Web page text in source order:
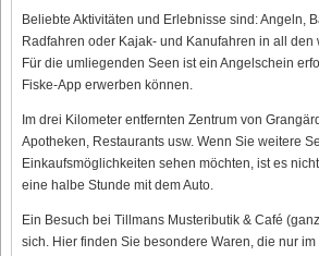
Beliebte Aktivitäten und Erlebnisse sind: Angeln,
Radfahren oder Kajak- und Kanufahren in all
Für die umliegenden Seen ist ein Angelschein
Fiske-App erwerben können.
Im drei Kilometer entfernten Zentrum von
Apotheken, Restaurants usw. Wenn Sie weitere
Einkaufsmöglichkeiten sehen möchten, ist es
eine halbe Stunde mit dem Auto.
Ein Besuch bei Tillmans Musteributik & Café
sich. Hier finden Sie besondere Waren, die nur